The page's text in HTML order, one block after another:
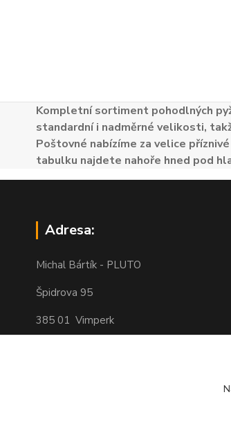
Kompletní sortiment pohodlných
standardní i nadměrné velikosti,
Poštovné nabízíme za velice
tabulku najdete nahoře hned pod
Adresa:
Michal Bártík - PLUTO
Špidrova 95
385 01 Vimperk